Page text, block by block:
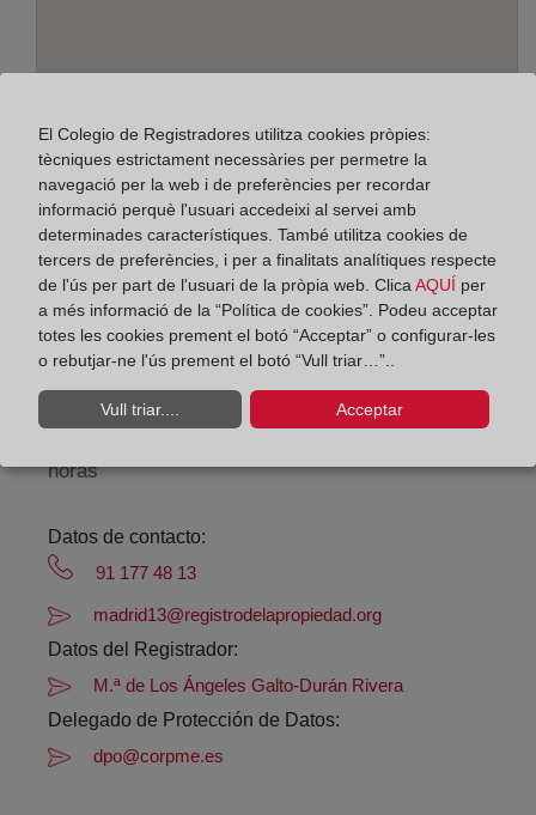
Adreça:
Alcalá, 540 - Edif. A - planta 3ª, 28027
Horario:
Agosto: De lunes a viernes de 09:00 a 14:00 horas
horas
Datos de contacto:
91 177 48 13
madrid13@registrodelapropiedad.org
Datos del Registrador:
M.ª de Los Ángeles Galto-Durán Rivera
Delegado de Protección de Datos:
dpo@corpme.es
El Colegio de Registradores utilitza cookies pròpies:
tècniques estrictament necessàries per permetre la
navegació per la web i de preferències per recordar
informació perquè l'usuari accedeixi al servei amb
determinades característiques. També utilitza cookies de
tercers de preferències, i per a finalitats analítiques respecte
de l'ús per part de l'usuari de la pròpia web. ClicaAQUÍ per
a més informació de la “Política de cookies”. Podeu acceptar
totes les cookies prement el botó “Acceptar” o configurar-les
o rebutjar-ne l'ús prement el botó “Vull triar…”..
Vull triar.... Acceptar